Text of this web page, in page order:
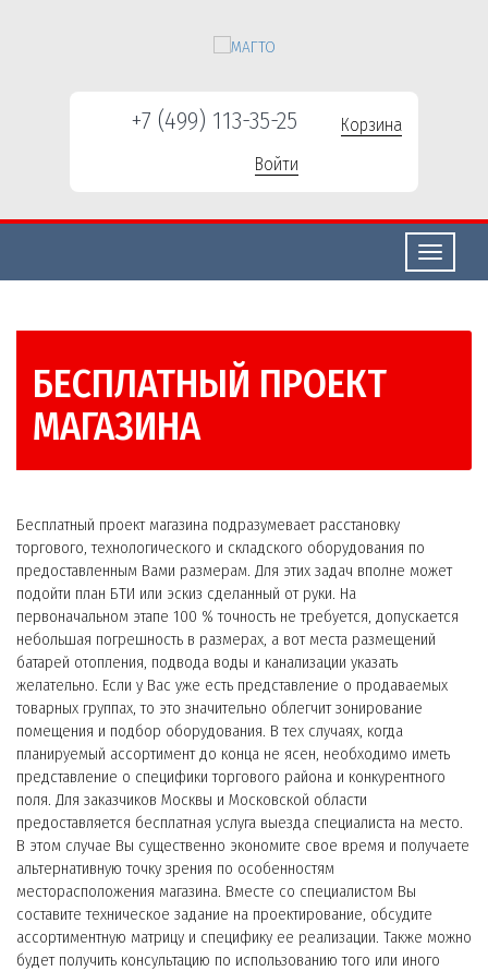
+7 (499) 113-35-25
Корзина
Войти
Свернуть/
БЕСПЛАТНЫЙ ПРОЕКТ
МАГАЗИНА
Бесплатный проект магазина подразумевает расстановку
торгового, технологического и складского оборудования по
предоставленным Вами размерам. Для этих задач вполне может
подойти план БТИ или эскиз сделанный от руки. На
первоначальном этапе 100 % точность не требуется, допускается
небольшая погрешность в размерах, а вот места размещений
батарей отопления, подвода воды и канализации указать
желательно. Если у Вас уже есть представление о продаваемых
товарных группах, то это значительно облегчит зонирование
помещения и подбор оборудования. В тех случаях, когда
планируемый ассортимент до конца не ясен, необходимо иметь
представление о специфики торгового района и конкурентного
поля. Для заказчиков Москвы и Московской области
предоставляется бесплатная услуга выезда специалиста на место.
В этом случае Вы существенно экономите свое время и получаете
альтернативную точку зрения по особенностям
месторасположения магазина. Вместе со специалистом Вы
составите техническое задание на проектирование, обсудите
ассортиментную матрицу и специфику ее реализации. Также можно
будет получить консультацию по использованию того или иного